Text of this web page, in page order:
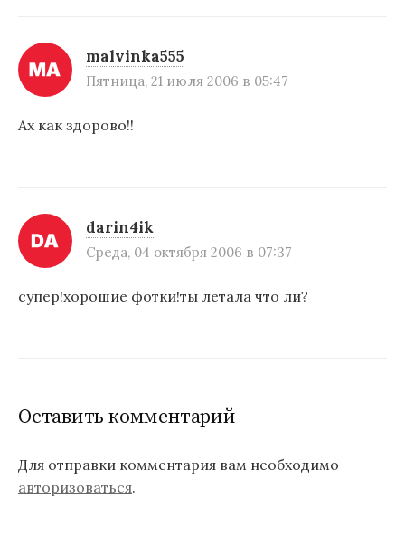
malvinka555
Пятница, 21 июля 2006 в 05:47
Ах как здорово!!
darin4ik
Среда, 04 октября 2006 в 07:37
супер!хорошие фотки!ты летала что ли?
Оставить комментарий
Для отправки комментария вам необходимо
авторизоваться.